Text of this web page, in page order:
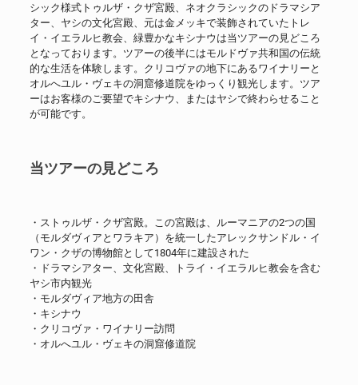
シック様式トゥルザ・クザ宮殿、ネオクラシックのドラマシア
ター、ヤシの文化宮殿、元は金メッキで装飾されていたトレ
イ・イエラルヒ教会、緑豊かなキシナウは当ツアーの見どころ
となっております。ツアーの後半にはモルドヴァ共和国の伝統
的な生活を体験します。クリコヴァの地下にあるワイナリーと
オルへユル・ヴェキの洞窟修道院をゆっくり観光します。ツア
ーはお客様のご要望でキシナウ、またはヤシで終わらせること
が可能です。
当ツアーの見どころ
・ストゥルザ・クザ宮殿。この宮殿は、ルーマニアの2つの国
（モルダヴィアとワラキア）を統一したアレックサンドル・イ
ワン・クザの博物館として1804年に建設された
・ドラマシアター、文化宮殿、トライ・イエラルヒ教会を含む
ヤシ市内観光
・モルダヴィア地方の田舎
・キシナウ
・クリコヴァ・ワイナリー訪問
・オルへユル・ヴェキの洞窟修道院